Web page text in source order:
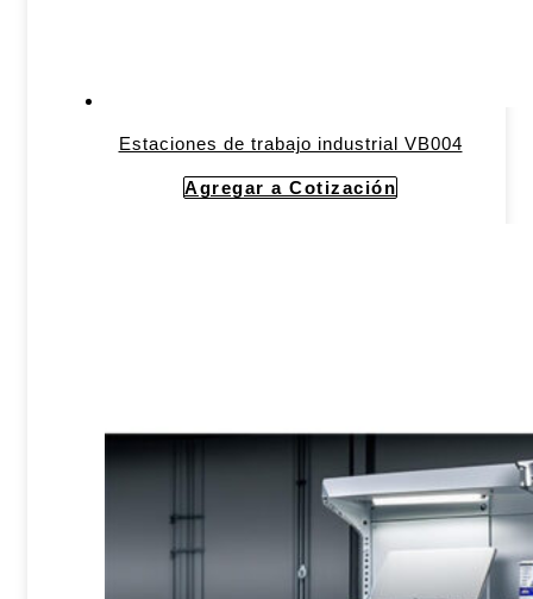
Estaciones de trabajo industrial VB004
Agregar a Cotización